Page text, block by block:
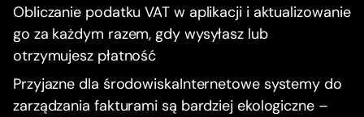
Obliczanie podatku VAT w aplikacji i aktualizowanie
go za każdym razem, gdy wysyłasz lub
otrzymujesz płatność
Przyjazne dla środowiskaInternetowe systemy do
zarządzania fakturami są bardziej ekologiczne –